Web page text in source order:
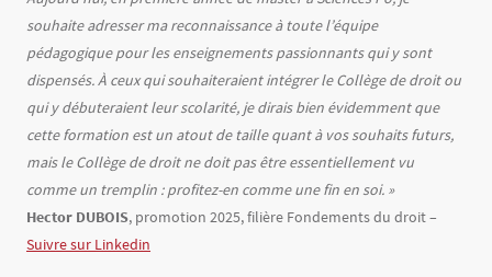
souhaite adresser ma reconnaissance à toute l’équipe
pédagogique pour les enseignements passionnants qui y sont
dispensés. À ceux qui souhaiteraient intégrer le Collège de droit ou
qui y débuteraient leur scolarité, je dirais bien évidemment que
cette formation est un atout de taille quant à vos souhaits futurs,
mais le Collège de droit ne doit pas être essentiellement vu
comme un tremplin : profitez-en comme une fin en soi. »
Hector DUBOIS, promotion 2025, filière Fondements du droit –
Suivre sur Linkedin